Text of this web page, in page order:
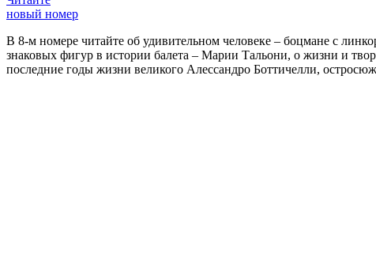
новый номер
В 8-м номере читайте об удивительном человеке – боцмане с
знаковых фигур в истории балета – Марии Тальони, о жизни и
последние годы жизни великого Алессандро Боттичелли,